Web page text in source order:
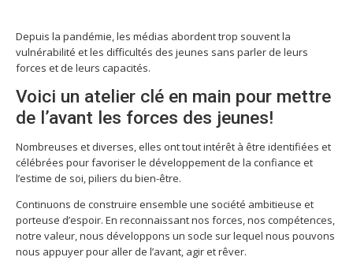
Depuis la pandémie, les médias abordent trop souvent la
vulnérabilité et les difficultés des jeunes sans parler de leurs
forces et de leurs capacités.
Voici un atelier clé en main pour mettre
de l’avant les forces des jeunes!
Nombreuses et diverses, elles ont tout intérêt à être identifiées et
célébrées pour favoriser le développement de la confiance et
l’estime de soi, piliers du bien-être.
Continuons de construire ensemble une société ambitieuse et
porteuse d’espoir. En reconnaissant nos forces, nos compétences,
notre valeur, nous développons un socle sur lequel nous pouvons
nous appuyer pour aller de l’avant, agir et rêver.